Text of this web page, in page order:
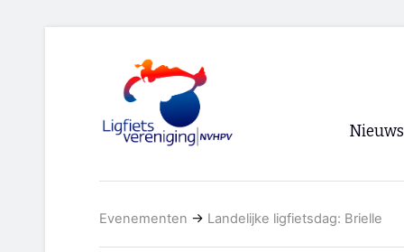
Nieuws
Evenementen → Landelijke ligfietsdag: Brielle